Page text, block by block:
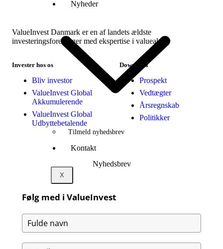
Nyheder
Tilmeld nyhedsbrev
Kontakt
X
ValueInvest Danmark er en af landets ældste
investeringsforeninger med ekspertise i valueaktier
Invester hos os
Bliv investor
ValueInvest Global
Akkumulerende
ValueInvest Global
Udbyttebetalende
Download
Prospekt
Vedtægter
Årsregnskab
Politikker
Nyhedsbrev
Følg med i ValueInvest